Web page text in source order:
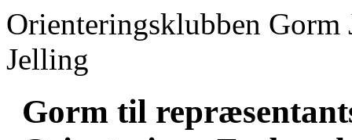
Orienteringsklubben
Jelling
Gorm til